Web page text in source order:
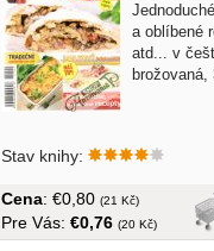
a oblíbené
atd... v
brožovaná,
Stav knihy:
Cena: €0,80 (21 Kč)
Pre Vás: €0,76 (20 Kč)